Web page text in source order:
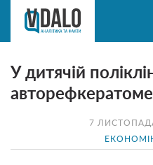
7
У дитячій